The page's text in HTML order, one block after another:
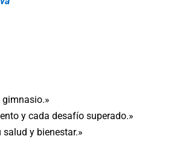
gimnasio.»
y cada desafío superado.»
y bienestar.»